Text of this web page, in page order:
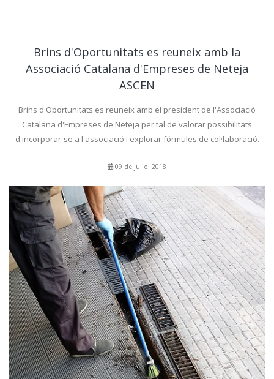
Brins d'Oportunitats es reuneix amb la
Associació Catalana d'Empreses de Neteja
ASCEN
Brins d'Oportunitats es reuneix amb el president de l'Associació
Catalana d'Empreses de Neteja per tal de valorar possibilitats
d'incorporar-se a l'associació i explorar fórmules de col·laboració.
09 de juliol 2018